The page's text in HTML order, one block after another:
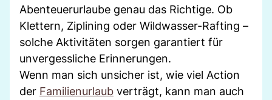
Abenteuerurlaube genau das Richtige. Ob
Klettern, Ziplining oder Wildwasser-Rafting –
solche Aktivitäten sorgen garantiert für
unvergessliche Erinnerungen.
Wenn man sich unsicher ist, wie viel Action
der Familienurlaub verträgt, kann man auch